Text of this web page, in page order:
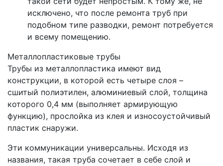
исключено, что после ремонта труб при
подобном типе разводки, ремонт потребуется
и всему помещению.
Металлопластиковые трубы
Трубы из металлопластика имеют вид
конструкции, в которой есть четыре слоя –
сшитый полиэтилен, алюминиевый слой, толщина
которого 0,4 мм (выполняет армирующую
функцию), прослойка из клея и износоустойчивый
пластик снаружи.
Эти коммуникации универсальны. Исходя из
названия, такая труба сочетает в себе слой и